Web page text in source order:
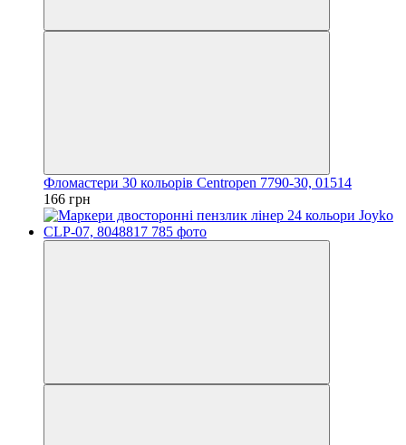
Фломастери 30 кольорів Centropen 7790-30, 01514
166 грн